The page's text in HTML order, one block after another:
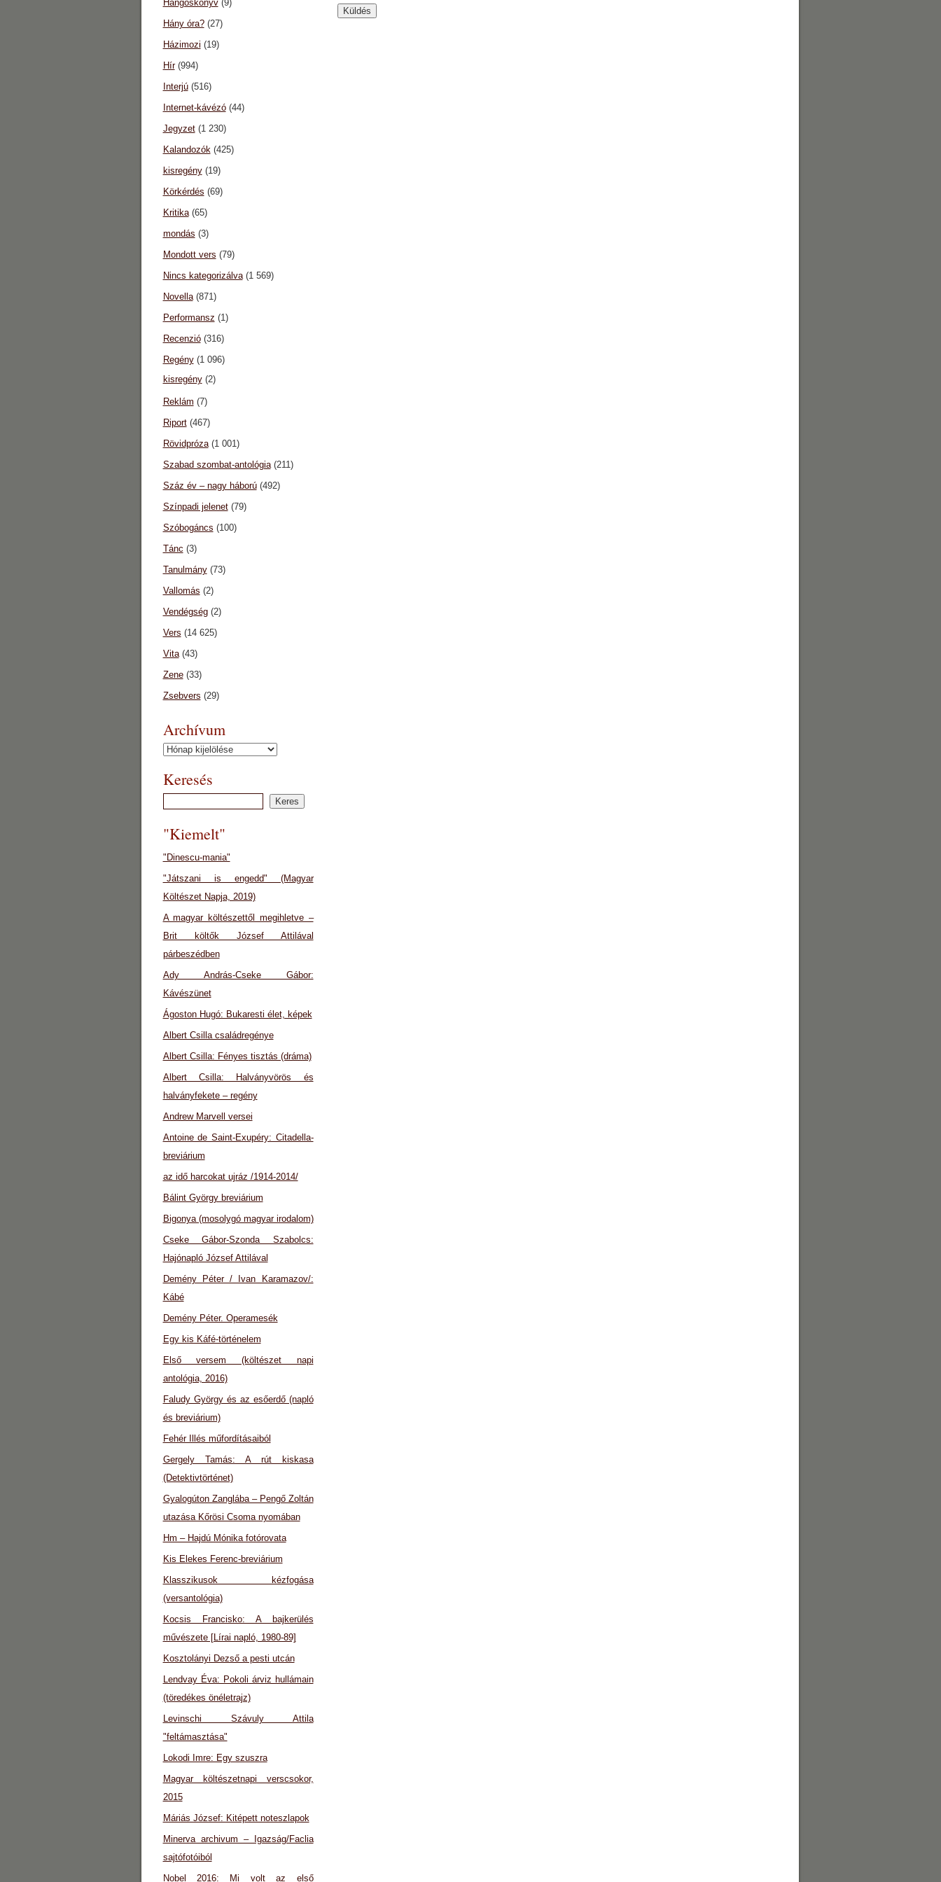
Hangoskönyv(9)
Hány óra?(27)
Házimozi (19)
Hír(994)
Interjú(516)
Internet-kávézó(44)
Jegyzet(1 230)
Kalandozók(425)
kisregény(19)
Körkérdés (69)
Kritika(65)
mondás (3)
Mondott vers (79)
Nincs kategorizálva(1 569)
Novella(871)
Performansz (1)
Recenzió(316)
Regény(1 096)
kisregény(2)
Reklám (7)
Riport(467)
Rövidpróza(1 001)
Szabad szombat-antológia(211)
Száz év – nagy háború(492)
Színpadi jelenet(79)
Szóbogáncs (100)
Tánc (3)
Tanulmány(73)
Vallomás (2)
Vendégség(2)
Vers (14 625)
Vita(43)
Zene(33)
Zsebvers (29)
Archívum
Archívum
Keresés
"Kiemelt"
"Dinescu-mania"
"Játszani is engedd" (Magyar
Költészet Napja, 2019)
A magyar költészettől megihletve –
Brit költők József Attilával
párbeszédben
Ady András-Cseke Gábor:
Kávészünet
Ágoston Hugó: Bukaresti élet, képek
Albert Csilla családregénye
Albert Csilla: Fényes tisztás (dráma)
Albert Csilla: Halványvörös és
halványfekete – regény
Andrew Marvell versei
Antoine de Saint-Exupéry: Citadella-
breviárium
az idő harcokat ujráz /1914-2014/
Bálint György breviárium
Bigonya (mosolygó magyar irodalom)
Cseke Gábor-Szonda Szabolcs:
Hajónapló József Attilával
Demény Péter / Ivan Karamazov/:
Kábé
Demény Péter. Operamesék
Egy kis Káfé-történelem
Első versem (költészet napi
antológia, 2016)
Faludy György és az esőerdő (napló
és breviárium)
Fehér Illés műfordításaiból
Gergely Tamás: A rút kiskasa
(Detektivtörténet)
Gyalogúton Zanglába – Pengő Zoltán
utazása Kőrösi Csoma nyomában
Hm – Hajdú Mónika fotórovata
Kis Elekes Ferenc-breviárium
Klasszikusok kézfogása
(versantológia)
Kocsis Francisko: A bajkerülés
művészete [Lírai napló, 1980-89]
Kosztolányi Dezső a pesti utcán
Lendvay Éva: Pokoli árviz hullámain
(töredékes önéletrajz)
Levinschi Szávuly Attila
"feltámasztása"
Lokodi Imre: Egy szuszra
Magyar költészetnapi verscsokor,
2015
Máriás József: Kitépett noteszlapok
Minerva archivum – Igazság/Faclia
sajtófotóiból
Nobel 2016: Mi volt az első